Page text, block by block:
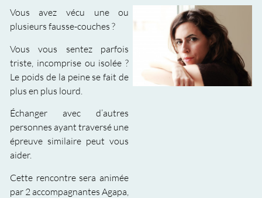
Vous avez vécu une ou
plusieurs fausse-couches ?
Vous vous sentez parfois
triste, incomprise ou isolée ?
Le poids de la peine se fait de
plus en plus lourd.
Échanger avec d’autres
personnes ayant traversé une
épreuve similaire peut vous
aider.
Cette rencontre sera animée
par 2 accompagnantes Agapa,